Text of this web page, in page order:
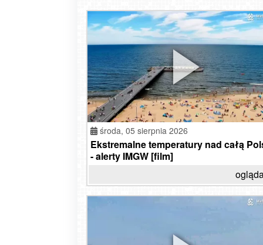
środa, 05 sierpnia 2026
Ekstremalne temperatury nad całą
- alerty IMGW [film]